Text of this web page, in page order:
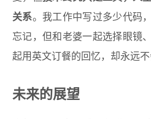
关系。我工作中写过多少代码
忘记，但和老婆一起选择眼镜
起用英文订餐的回忆，却永远不
未来的展望